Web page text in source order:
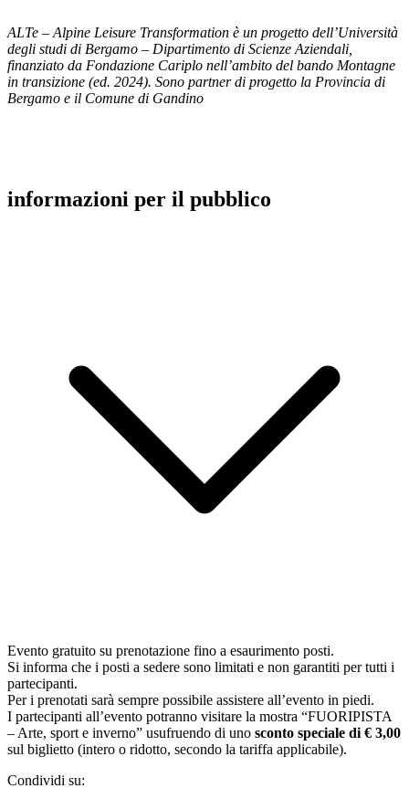
ALTe – Alpine Leisure Transformation è un progetto dell’Università
degli studi di Bergamo – Dipartimento di Scienze Aziendali,
finanziato da Fondazione Cariplo nell’ambito del bando Montagne
in transizione (ed. 2024). Sono partner di progetto la Provincia di
Bergamo e il Comune di Gandino
informazioni per il pubblico
Evento gratuito su prenotazione fino a esaurimento posti.
Si informa che i posti a sedere sono limitati e non garantiti per tutti i
partecipanti.
Per i prenotati sarà sempre possibile assistere all’evento in piedi.
I partecipanti all’evento potranno visitare la mostra “FUORIPISTA
– Arte, sport e inverno” usufruendo di uno sconto speciale di € 3,00
sul biglietto (intero o ridotto, secondo la tariffa applicabile).
Condividi su: